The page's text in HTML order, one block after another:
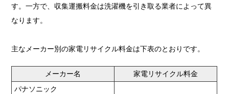
す。一方で、収集運搬料金は洗濯機を引き取る業者によって異
なります。
主なメーカー別の家電リサイクル料金は下表のとおりです。
メーカー名
家電リサイクル料金
パナソニック